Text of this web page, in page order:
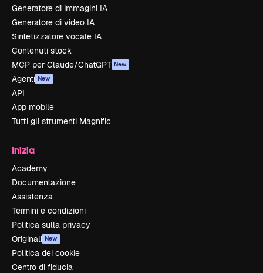
Generatore di immagini IA
Generatore di video IA
Sintetizzatore vocale IA
Contenuti stock
MCP per Claude/ChatGPT New
Agenti New
API
App mobile
Tutti gli strumenti Magnific
Inizia
Academy
Documentazione
Assistenza
Termini e condizioni
Politica sulla privacy
Originali New
Politica dei cookie
Centro di fiducia